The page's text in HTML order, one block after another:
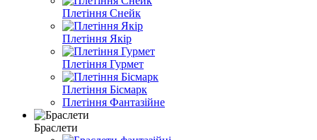
Плетіння Снейк
Плетіння Якір
Плетіння Гурмет
Плетіння Бісмарк
Плетіння Фантазійне
Браслети